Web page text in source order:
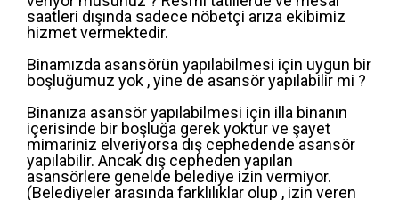
saatleri dışında sadece nöbetçi arıza ekibimiz
hizmet vermektedir.
Binamızda asansörün yapılabilmesi için uygun bir
boşluğumuz yok , yine de asansör yapılabilir mi ?
Binanıza asansör yapılabilmesi için illa binanın
içerisinde bir boşluğa gerek yoktur ve şayet
mimariniz elveriyorsa dış cephedende asansör
yapılabilir. Ancak dış cepheden yapılan
asansörlere genelde belediye izin vermiyor.
(Belediyeler arasında farklılıklar olup , izin veren